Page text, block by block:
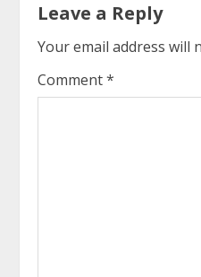
i
n
u
Leave a Reply
Your email address will
Comment*